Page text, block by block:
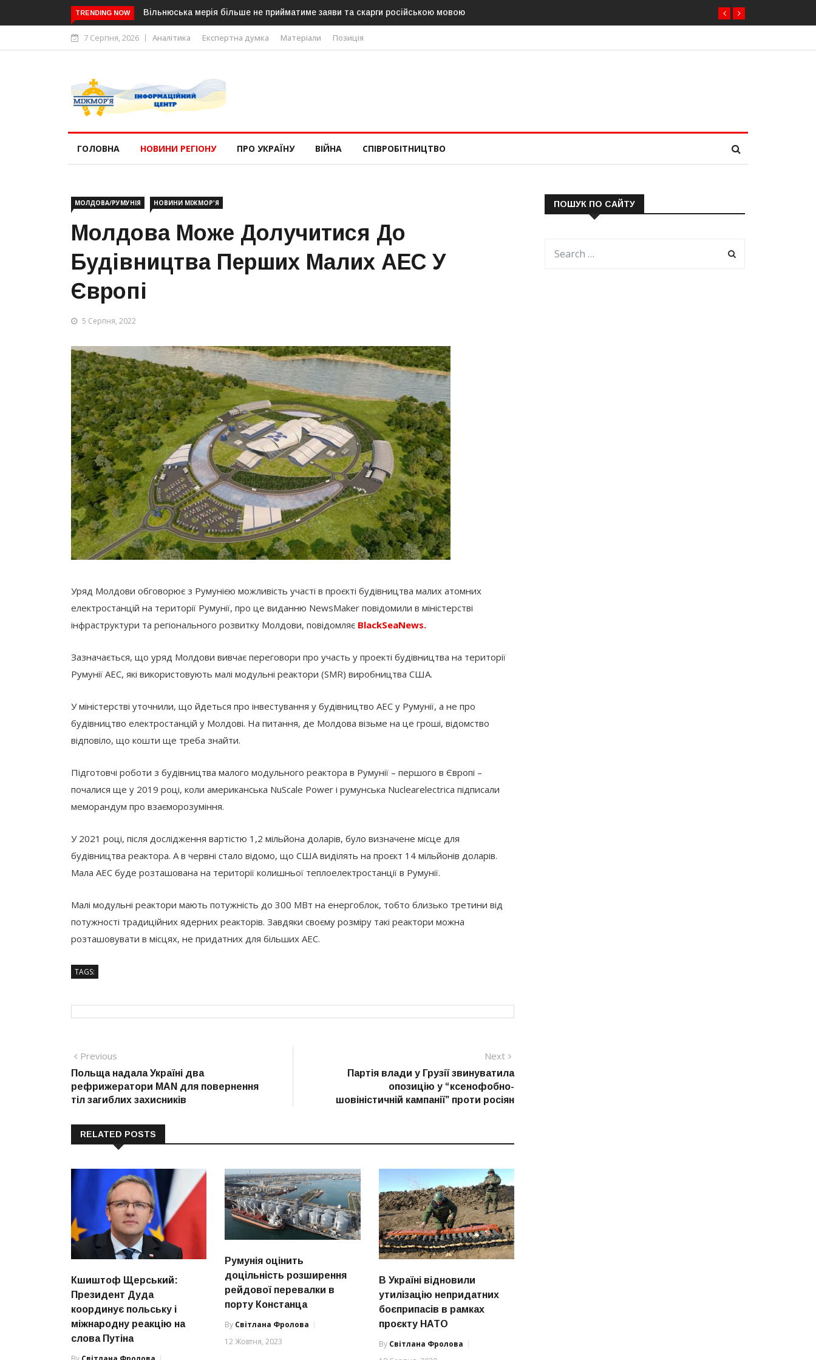
TRENDING NOW Вільнюська мерія більше не прийматиме заяви та скарги російською мовою
7 Серпня, 2026 Аналітика Експертна думка Матеріали Позиція
ГОЛОВНА НОВИНИ РЕГІОНУ ПРО УКРАЇНУ ВІЙНА СПІВРОБІТНИЦТВО
МОЛДОВА/РУМУНІЯ НОВИНИ МІЖМОР'Я
Молдова Може Долучитися До
Будівництва Перших Малих АЕС У
Європі
5 Серпня, 2022
Уряд Молдови обговорює з Румунією можливість участі в проєкті будівництва малих атомних
електростанцій на території Румунії, про це виданню NewsMaker повідомили в міністерстві
інфраструктури та регіонального розвитку Молдови, повідомляє BlackSeaNews.
Зазначається, що уряд Молдови вивчає переговори про участь у проекті будівництва на території
Румунії АЕС, які використовують малі модульні реактори (SMR) виробництва США.
У міністерстві уточнили, що йдеться про інвестування у будівництво АЕС у Румунії, а не про
будівництво електростанцій у Молдові. На питання, де Молдова візьме на це гроші, відомство
відповіло, що кошти ще треба знайти.
Підготовчі роботи з будівництва малого модульного реактора в Румунії – першого в Європі –
почалися ще у 2019 році, коли американська NuScale Power і румунська Nuclearelectrica підписали
меморандум про взаєморозуміння.
У 2021 році, після дослідження вартістю 1,2 мільйона доларів, було визначене місце для
будівництва реактора. А в червні стало відомо, що США виділять на проєкт 14 мільйонів доларів.
Мала АЕС буде розташована на території колишньої теплоелектростанції в Румунії.
Малі модульні реактори мають потужність до 300 МВт на енергоблок, тобто близько третини від
потужності традиційних ядерних реакторів. Завдяки своєму розміру такі реактори можна
розташовувати в місцях, не придатних для більших АЕС.
TAGS:
Навігація
записів
Previous
post:
Польща надала Україні два
рефрижератори MAN для повернення
тіл загиблих захисників
Next
post:
Партія влади у Грузії звинуватила
опозицію у “ксенофобно-
шовіністичній кампанії” проти росіян
RELATED POSTS
Кшиштоф Щерський:
Президент Дуда
координує польську і
міжнародну реакцію на
слова Путіна
Румунія оцінить
доцільність розширення
рейдової перевалки в
порту Констанца
By Світлана Фролова
12 Жовтня, 2023
В Україні відновили
утилізацію непридатних
боєприпасів в рамках
проєкту НАТО
By Світлана Фролова
ПОШУК ПО САЙТУ